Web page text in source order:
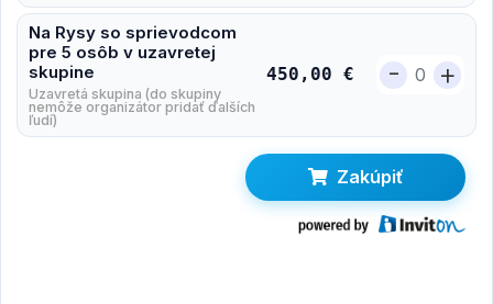
Na Rysy so sprievodcom
pre 5 osôb v uzavretej
skupine
Uzavretá skupina (do skupiny
nemôže organizátor pridať ďalších
ľudí)
450,00 € - +
Zakúpiť